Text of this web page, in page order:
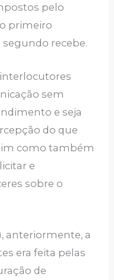
pelo
primeiro
recebe.
sem
e seja
do que
como também
e
sobre o
anteriormente, a
era feita pelas
de